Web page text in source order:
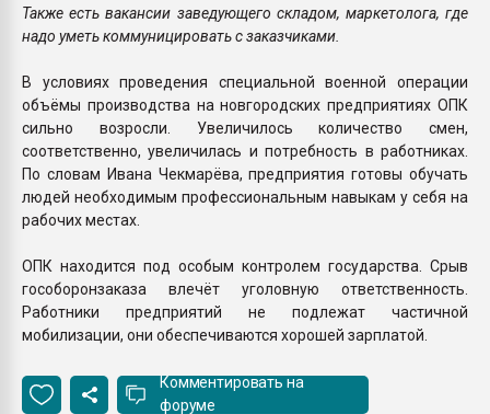
Также есть вакансии заведующего складом, маркетолога, где
надо уметь коммуницировать с заказчиками.
В условиях проведения специальной военной операции
объёмы производства на новгородских предприятиях ОПК
сильно возросли. Увеличилось количество смен,
соответственно, увеличилась и потребность в работниках.
По словам Ивана Чекмарёва, предприятия готовы обучать
людей необходимым профессиональным навыкам у себя на
рабочих местах.
ОПК находится под особым контролем государства. Срыв
гособоронзаказа влечёт уголовную ответственность.
Работники предприятий не подлежат частичной
мобилизации, они обеспечиваются хорошей зарплатой.
Комментировать на
форуме